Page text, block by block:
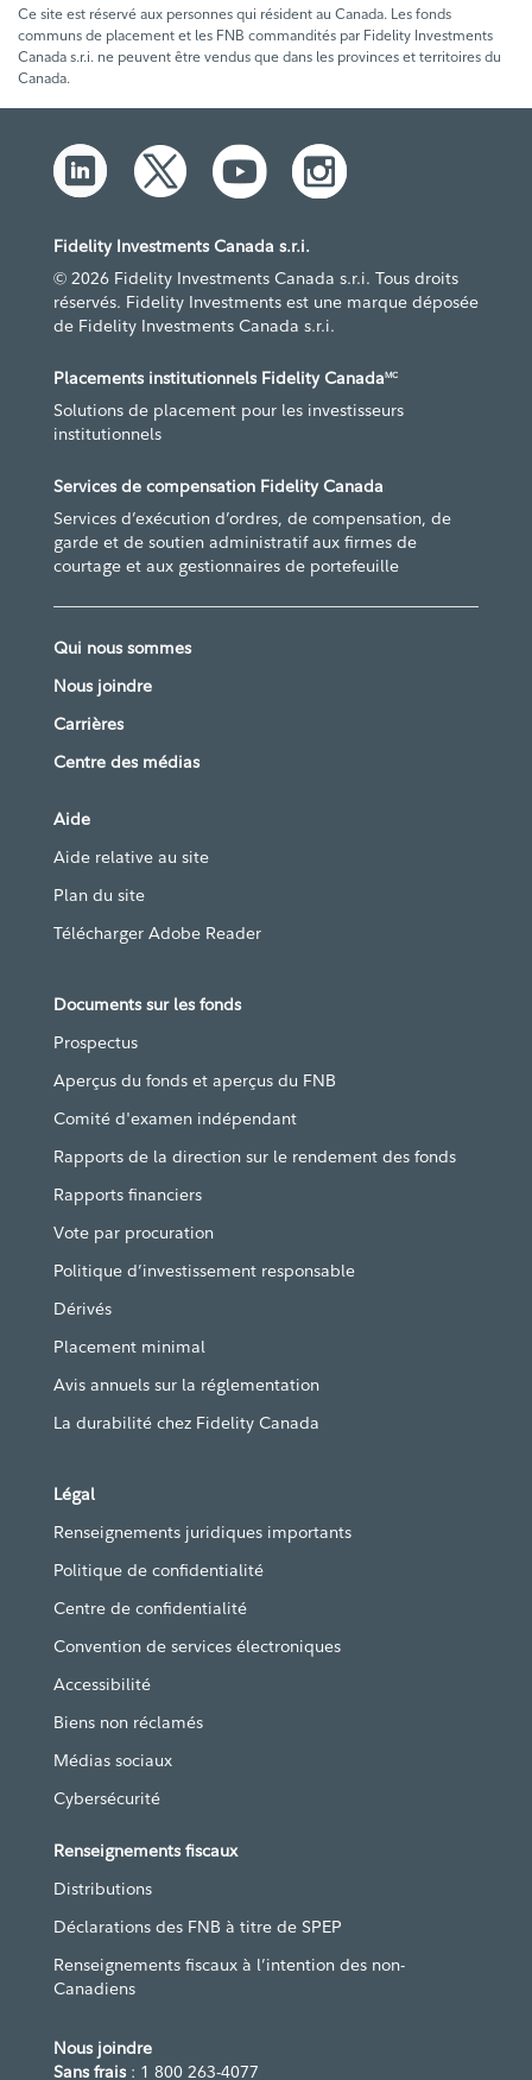
Ce site est réservé aux personnes qui résident au Canada. Les fonds
communs de placement et les FNB commandités par Fidelity Investments
Canada s.r.i. ne peuvent être vendus que dans les provinces et territoires du
Canada.
Fidelity Investments Canada s.r.i.
© 2026 Fidelity Investments Canada s.r.i. Tous droits
réservés. Fidelity Investments est une marque déposée
de Fidelity Investments Canada s.r.i.
Placements institutionnels Fidelity CanadaMC
Solutions de placement pour les investisseurs
institutionnels
Services de compensation Fidelity Canada
Services d’exécution d’ordres, de compensation, de
garde et de soutien administratif aux firmes de
courtage et aux gestionnaires de portefeuille
Qui nous sommes
Nous joindre
Carrières
Centre des médias
Aide
Aide relative au site
Plan du site
Télécharger Adobe Reader
Documents sur les fonds
Prospectus
Aperçus du fonds et aperçus du FNB
Comité d'examen indépendant
Rapports de la direction sur le rendement des fonds
Rapports financiers
Vote par procuration
Politique d’investissement responsable
Dérivés
Placement minimal
Avis annuels sur la réglementation
La durabilité chez Fidelity Canada
Légal
Renseignements juridiques importants
Politique de confidentialité
Centre de confidentialité
Convention de services électroniques
Accessibilité
Biens non réclamés
Médias sociaux
Cybersécurité
Renseignements fiscaux
Distributions
Déclarations des FNB à titre de SPEP
Renseignements fiscaux à l’intention des non-
Canadiens
Nous joindre
Sans frais: 1 800 263-4077